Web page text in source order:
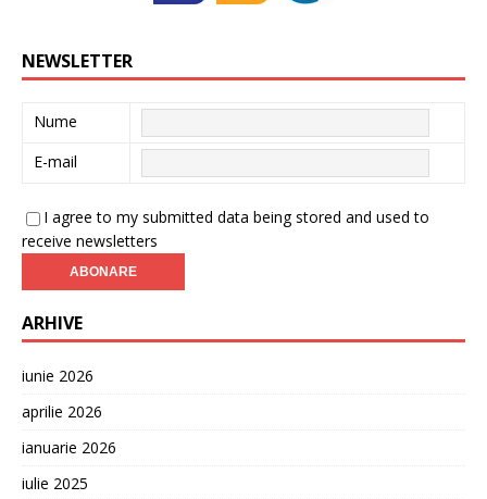
NEWSLETTER
Nume
E-mail
I agree to my submitted data being stored and used to
receive newsletters
ARHIVE
iunie 2026
aprilie 2026
ianuarie 2026
iulie 2025